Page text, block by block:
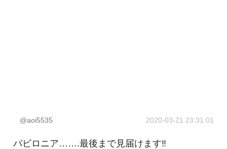
@aoi5535 2020-03-21 23:31:01
バビロニア…….最後まで見届けます‼︎